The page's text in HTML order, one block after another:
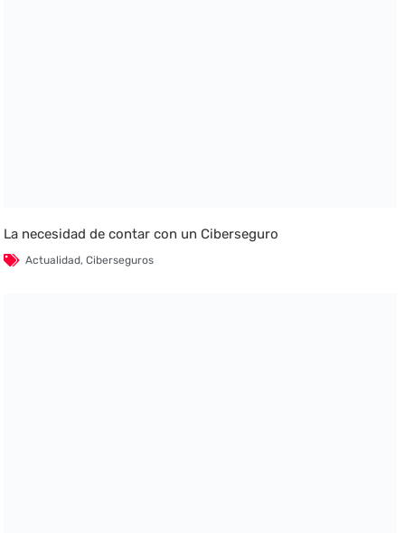
La necesidad de contar con un Ciberseguro
Actualidad,Ciberseguros